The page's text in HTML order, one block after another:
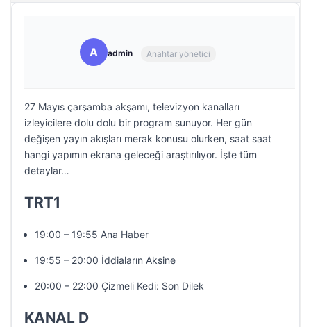
A admin Anahtar yönetici
27 Mayıs çarşamba akşamı, televizyon kanalları
izleyicilere dolu dolu bir program sunuyor. Her gün
değişen yayın akışları merak konusu olurken, saat saat
hangi yapımın ekrana geleceği araştırılıyor. İşte tüm
detaylar…
TRT1
19:00 – 19:55 Ana Haber
19:55 – 20:00 İddiaların Aksine
20:00 – 22:00 Çizmeli Kedi: Son Dilek
KANAL D